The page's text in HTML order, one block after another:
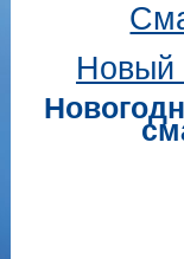
Новый